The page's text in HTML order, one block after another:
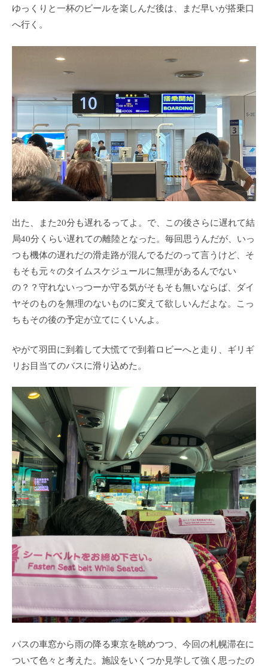
ゆっくりと一杯のビールを楽しんだ後は、まだ早いが搭乗口
へ行く。
出た、また20分も遅れるってよ。で、この後さらに遅れて結
局40分くらい遅れての離陸となった。毎回思うんだが、いっ
つも機体の遅れだの滑走路が混んでるだのって言うけど、そ
もそも元々のタイムスケジュールに無理があるんでない
の？？守れないっつーか守る気がそもそも無いならば、ダイ
ヤそのものを無理のないものに変えて欲しいんだよな。こっ
ちもその後の予定が立てにくいんよ。
やがて羽田に到着して大慌てで到着ロビーへと走り、ギリギ
リお目当てのバスに滑り込めた。
バスの車窓から雨の降る東京を眺めつつ、今回の札幌滞在に
ついて色々と考えた。施設をいくつか見学して強く思ったの